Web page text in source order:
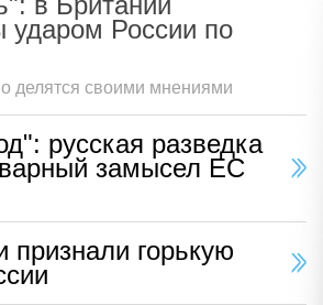
России по
делятся своими мнениями
русская разведка
замысел ЕС
горькую